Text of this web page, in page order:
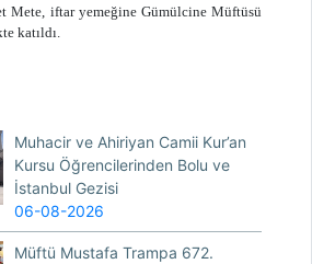
Mete, iftar yemeğine Gümülcine Müftüsü
katıldı.
Muhacir ve Ahiriyan Camii Kur’an
Kursu Öğrencilerinden Bolu ve
İstanbul Gezisi
06-08-2026
Müftü Mustafa Trampa 672.